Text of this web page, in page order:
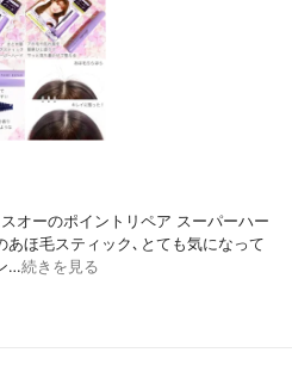
オーのポイントリペア スーパーハー
あほ毛スティック､とても気になって
…続きを見る